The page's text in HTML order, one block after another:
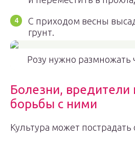
С приходом весны
грунт.
Розу нужно размножать
Болезни, вредители
борьбы с ними
Культура может пострадать